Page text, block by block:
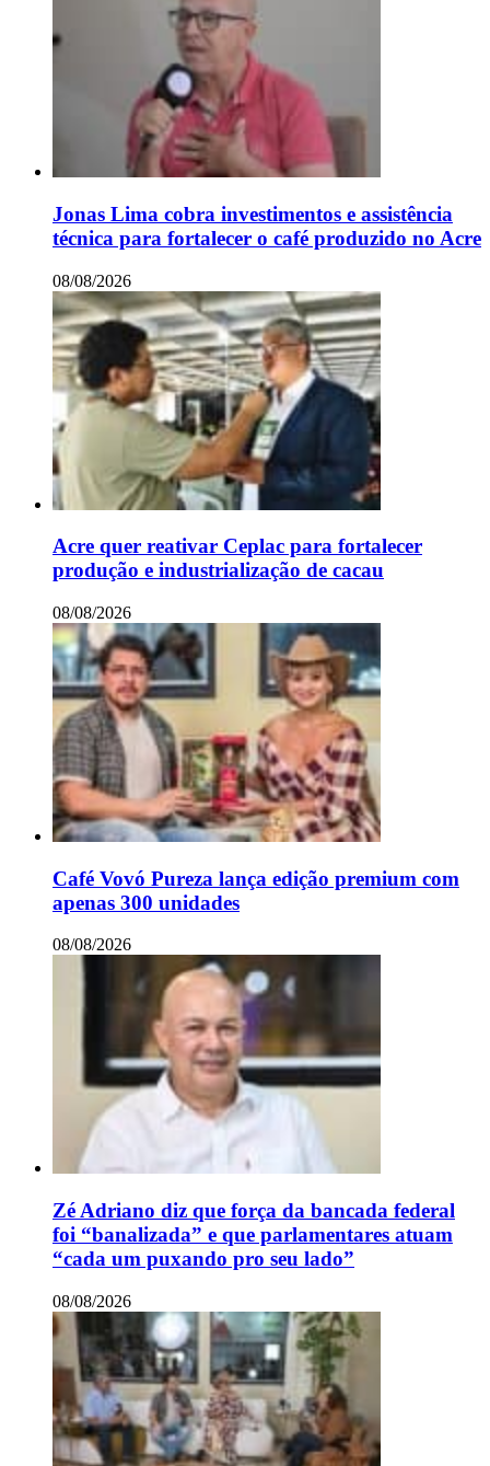
Jonas Lima cobra investimentos e assistência
técnica para fortalecer o café produzido no Acre
08/08/2026
Acre quer reativar Ceplac para fortalecer
produção e industrialização de cacau
08/08/2026
Café Vovó Pureza lança edição premium com
apenas 300 unidades
08/08/2026
Zé Adriano diz que força da bancada federal
foi “banalizada” e que parlamentares atuam
“cada um puxando pro seu lado”
08/08/2026